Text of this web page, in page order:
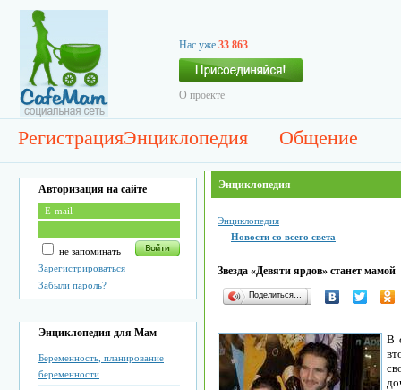
Нас уже 33 863
О проекте
РегистрацияЭнциклопедия Общение
Авторизация на сайте
не запоминать
Зарегистрироваться
Забыли пароль?
Энциклопедия для Мам
Беременность, планирование
беременности
Энциклопедия
Энциклопедия
Новости со всего света
Звезда «Девяти ярдов» станет мамой
Поделиться…
В